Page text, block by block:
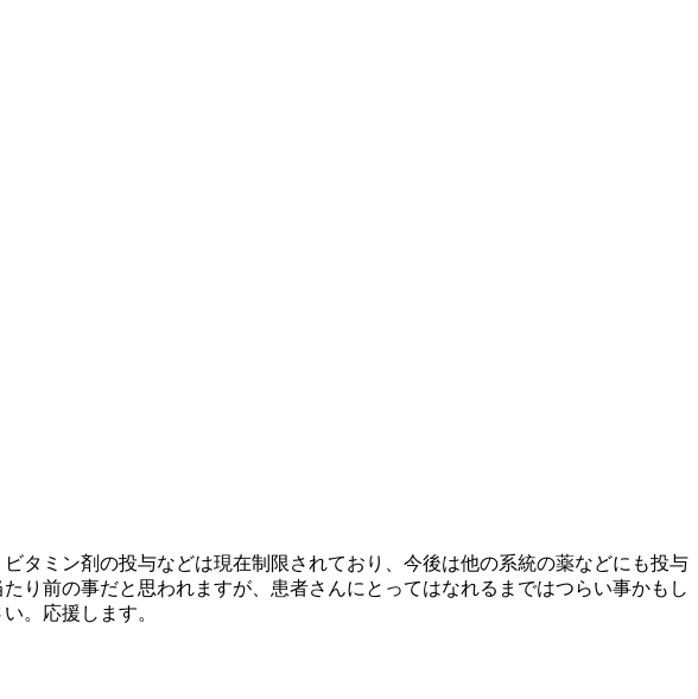
タミン剤の投与などは現在制限されており、今後は他の系統の薬などにも投与
り前の事だと思われますが、患者さんにとってはなれるまではつらい事かもし
。応援します。